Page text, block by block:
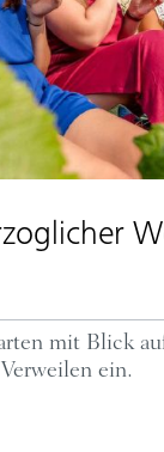
mit Blick
ein.